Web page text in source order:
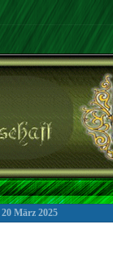
März 2025